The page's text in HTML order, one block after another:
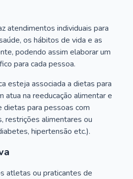
atendimentos individuais para
os hábitos de vida e as
podendo assim elaborar um
para cada pessoa.
esteja associada a dietas para
atua na reeducação alimentar e
para pessoas com
restrições alimentares ou
hipertensão etc.).
atletas ou praticantes de